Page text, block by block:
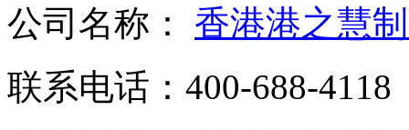
公司名称： 香港港之慧
联系电话： 400-688-